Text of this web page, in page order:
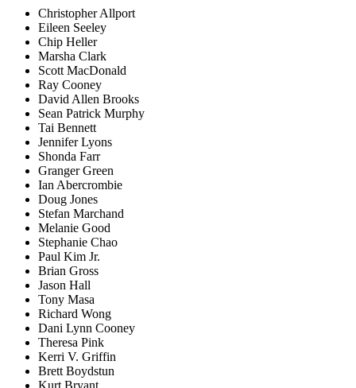
Christopher Allport
Eileen Seeley
Chip Heller
Marsha Clark
Scott MacDonald
Ray Cooney
David Allen Brooks
Sean Patrick Murphy
Tai Bennett
Jennifer Lyons
Shonda Farr
Granger Green
Ian Abercrombie
Doug Jones
Stefan Marchand
Melanie Good
Stephanie Chao
Paul Kim Jr.
Brian Gross
Jason Hall
Tony Masa
Richard Wong
Dani Lynn Cooney
Theresa Pink
Kerri V. Griffin
Brett Boydstun
Kurt Bryant